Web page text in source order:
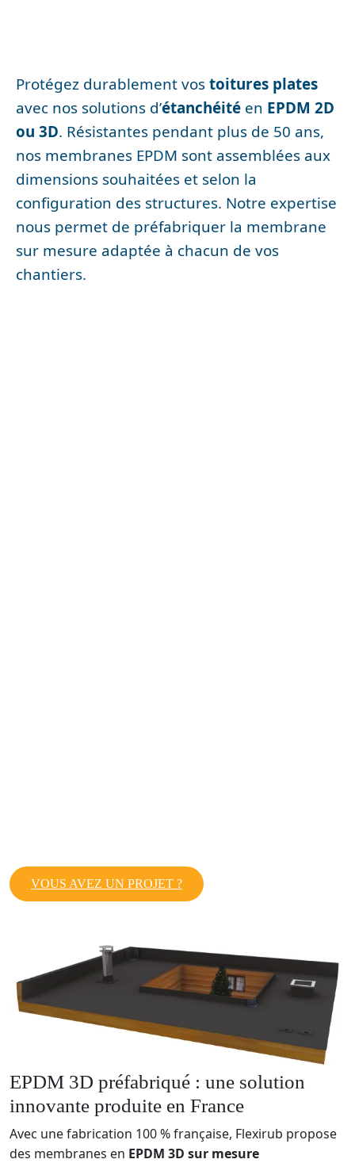
Protégez durablement vostoitures plates
avec nos solutions d’étanchéité en EPDM 2D
ou 3D. Résistantes pendant plus de 50 ans,
nos membranes EPDM sont assemblées aux
dimensions souhaitées et selon la
configuration des structures. Notre expertise
nous permet de préfabriquer la membrane
sur mesure adaptée à chacun de vos
chantiers.
VOUS AVEZ UN PROJET ?
EPDM 3D préfabriqué : une solution
innovante produite en France
Avec une fabrication 100 % française, Flexirub propose
des membranes en EPDM 3D sur mesure